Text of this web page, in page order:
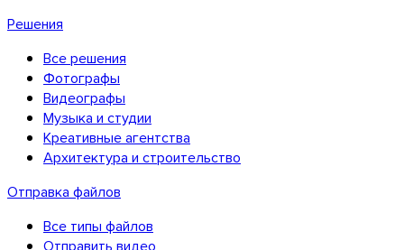
Решения
Все решения
Фотографы
Видеографы
Музыка и студии
Креативные агентства
Архитектура и строительство
Отправка файлов
Все типы файлов
Отправить видео